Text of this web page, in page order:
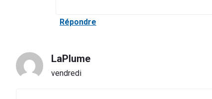
Répondre
LaPlume
vendredi